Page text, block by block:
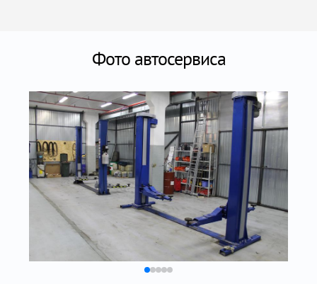
Фото автосервиса